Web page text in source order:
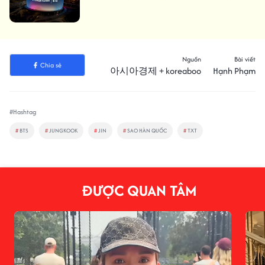
Chia sẻ
Nguồn
아시아경제 + koreaboo
Bài viết
Hạnh Phạm
#Hashtag
# BTS #JUNGKOOK #JIN #SAO HÀN QUỐC #TXT
ĐƯỢC QUAN TÂM